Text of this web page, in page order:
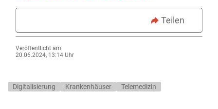
Teilen
Veröffentlicht am
20.06.2024, 13:14 Uhr
Digitalisierung Krankenhäuser Telemedizin